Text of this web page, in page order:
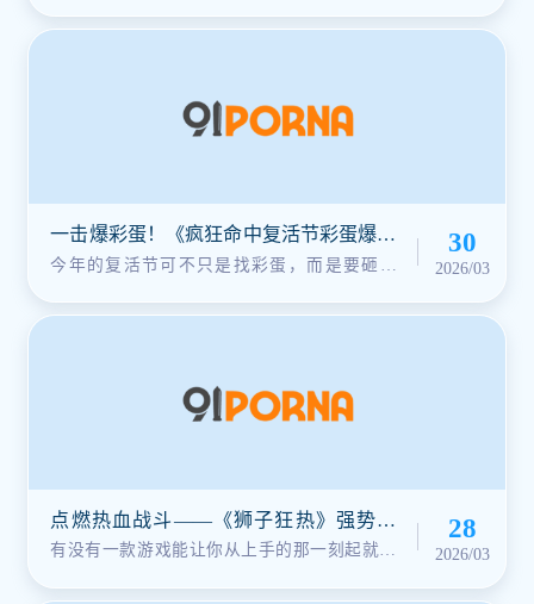
一击爆彩蛋！《疯狂命中复活节彩蛋爆爆
乐》让快乐停不下来！
今年的复活节可不只是找彩蛋，而是要砸彩
30
2026/03
点燃热血战斗——《狮子狂热》强势来
袭！
有没有一款游戏能让你从上手的那一刻起就心
28
2026/03